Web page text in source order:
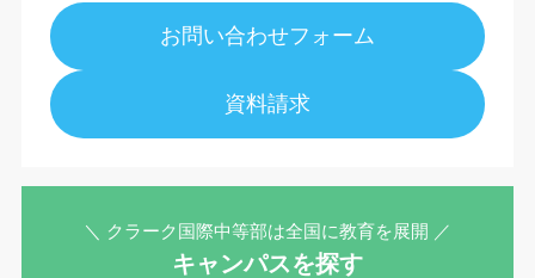
お問い合わせフォーム
資料請求
＼ クラーク国際中等部は全国に教育を展開 ／
キャンパスを探す